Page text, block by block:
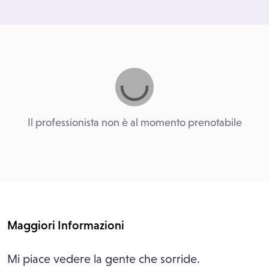
Il professionista non è al momento prenotabile
Maggiori Informazioni
Mi piace vedere la gente che sorride.